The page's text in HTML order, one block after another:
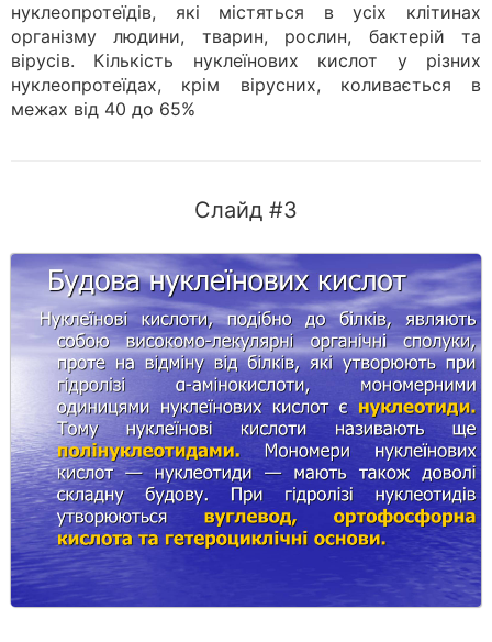
нуклеопротеїдів, які містяться в усіх клітинах
організму людини, тварин, рослин, бактерій та
вірусів. Кількість нуклеїнових кислот у різних
нуклеопротеїдах, крім вірусних, коливається в
межах від 40 до 65%
Слайд #3